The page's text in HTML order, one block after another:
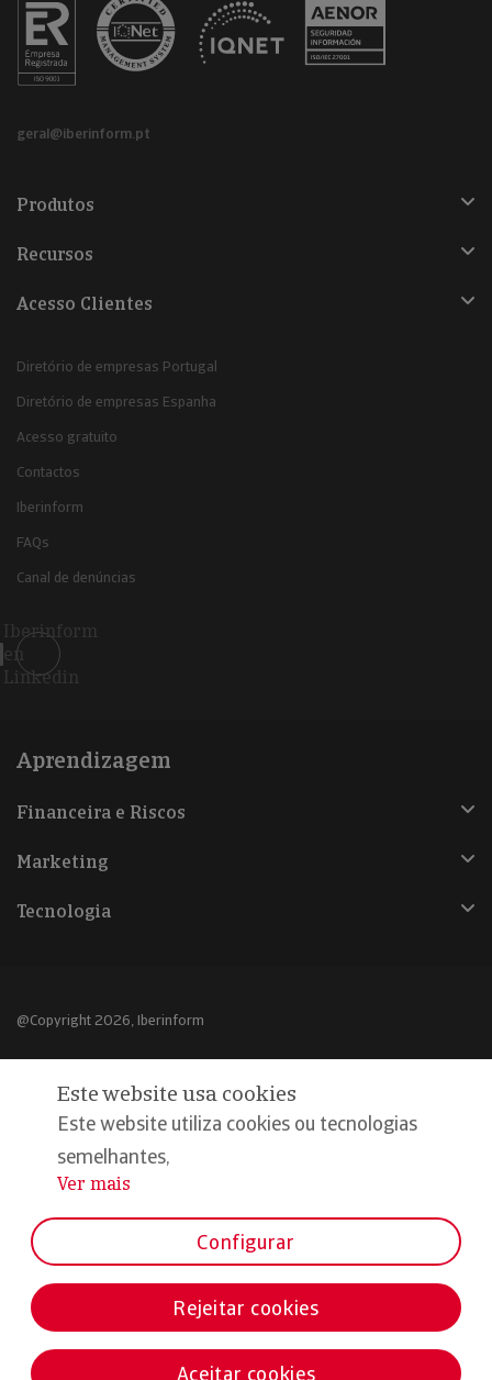
geral@iberinform.pt
Produtos
Recursos
Acesso Clientes
Diretório de empresas Portugal
Diretório de empresas Espanha
Acesso gratuito
Contactos
Iberinform
FAQs
Canal de denúncias
Iberinform
en
Linkedin
Aprendizagem
Financeira e Riscos
Marketing
Tecnologia
@Copyright 2026, Iberinform
Declaração de privacidade
Compromisso qualidade e segurança
Este website usa cookies
Este website utiliza cookies ou tecnologias
semelhantes,
...
Ver mais
Configurar
Rejeitar cookies
Aceitar cookies